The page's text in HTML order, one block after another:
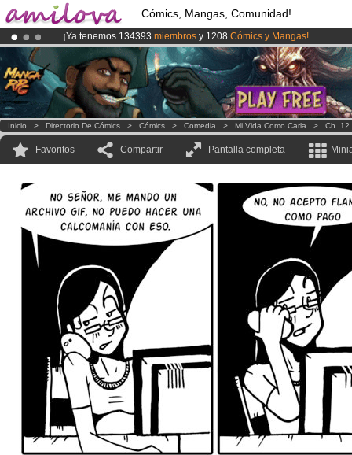
Cómics, Mangas, Comunidad!
¡Ya tenemos 134393 miembros y 1208 Cómics y Mangas!.
¡El Kickstarter Amilova está desormado lanzado!.
¡Conviertete en Premium por3.95 euros al mes!Hazte Premium ya
Inicio > Directorio De Cómics > Cómics > Comedia > Mi Vida Como Carla > Ch. 12
Favoritos Compartir Pantalla completa